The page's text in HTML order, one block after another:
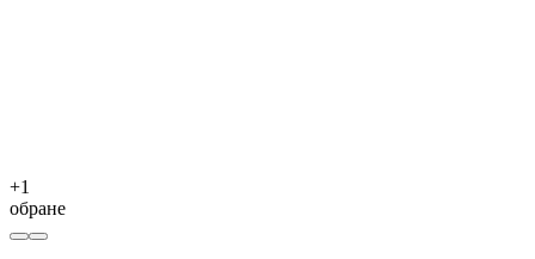
+1
обране